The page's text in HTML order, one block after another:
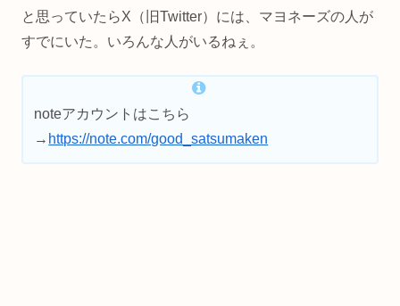
と思っていたらX（旧Twitter）には、マヨネーズの人が
すでにいた。いろんな人がいるねぇ。
noteアカウントはこちら
→ https://note.com/good_satsumaken